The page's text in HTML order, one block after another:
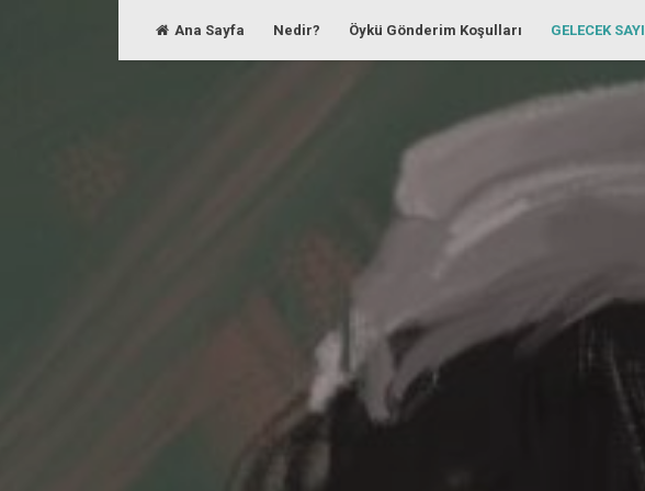
Ana Sayfa Nedir? Öykü Gönderim Koşulları GELECEK SAYI